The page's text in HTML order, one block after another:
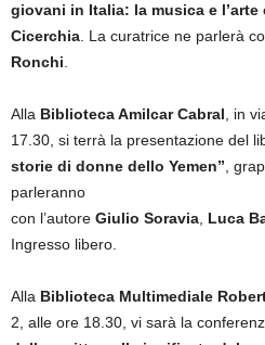
giovani in Italia: la musica e l’arte
Cicerchia . La curatrice ne parlerà
Ronchi
Alla Biblioteca Amilcar Cabral , in
17.30, si terrà la presentazione del
storie di donne dello Yemen” ,
parleranno
con l’autore Giulio Soravia Luca
Ingresso libero.
Alla Biblioteca Multimediale
2, alle ore 18.30, vi sarà la